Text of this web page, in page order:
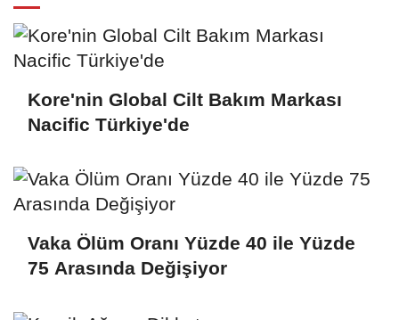
Kore'nin Global Cilt Bakım Markası
Nacific Türkiye'de
Vaka Ölüm Oranı Yüzde 40 ile Yüzde
75 Arasında Değişiyor